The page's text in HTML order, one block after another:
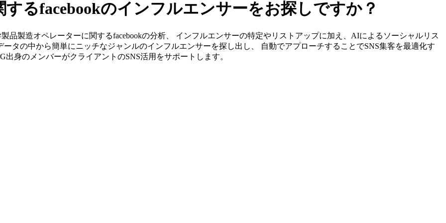
るfacebookのインフルエンサーをお探しですか？
品製造オペレーターに関するfacebookの分析、 インフルエンサーの特定やリストアップに加え、AIによるソーシャルリス
タの中から簡単にニッチなジャンルのインフルエンサーを探し出し、 自動でアプローチすることでSNS集客を最適化す
身のメンバーがクライアントのSNS活用をサポートします。